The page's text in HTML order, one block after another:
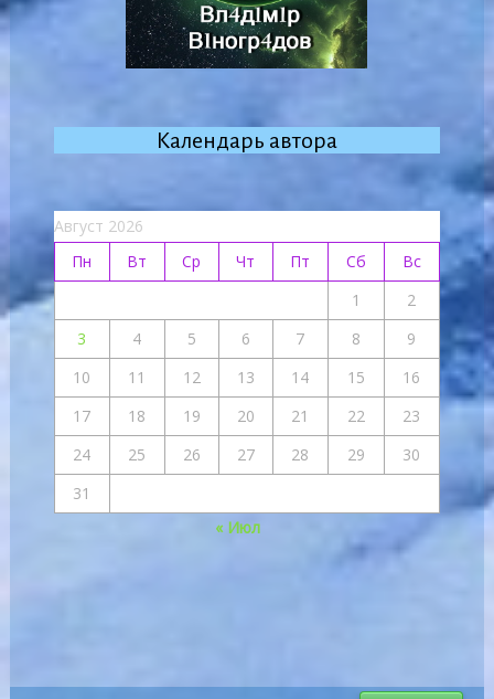
Календарь автора
Август 2026
Пн
Вт Ср Чт Пт Сб
Вс
1
2
3
4 5 6 7 8
9
10
11 12 13 14 15
16
17
18 19 20 21 22
23
24
25 26 27 28 29
30
31
« Июл